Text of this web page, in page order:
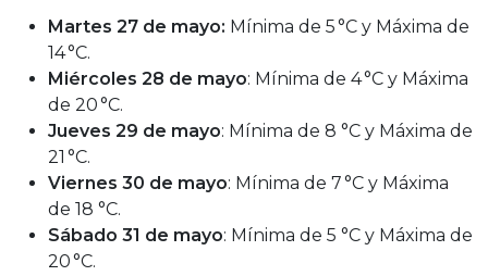
Martes 27 de mayo: Mínima de 5 °C y Máxima de
14 °C.
Miércoles 28 de mayo: Mínima de 4 °C y Máxima
de 20 °C.
Jueves 29 de mayo: Mínima de 8 °C y Máxima de
21 °C.
Viernes 30 de mayo: Mínima de 7 °C y Máxima
de 18 °C.
Sábado 31 de mayo: Mínima de 5 °C y Máxima de
20 °C.